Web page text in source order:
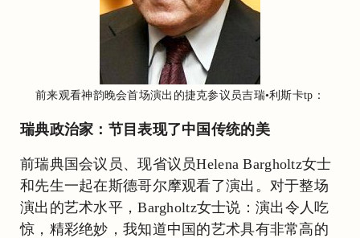
前来观看神韵晚会首场演出的捷克参议员吉瑞•利斯卡tp：
瑞典政治家：节目表现了中国传统的美
前瑞典国会议员、现省议员Helena Bargholtz女士
和先生一起在斯德哥尔摩观看了演出。对于整场
演出的艺术水平，Bargholtz女士说：演出令人吃
惊，精彩绝妙，我知道中国的艺术具有非常高的